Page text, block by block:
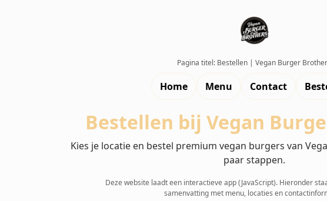
Pagina titel: Bestellen | Vegan Burger
Home Menu Contact
Bestellen bij Vegan
Kies je locatie en bestel premium vegan burgers van
paar stappen.
Deze website laadt een interactieve app (JavaScript). Hieronder
samenvatting met menu, locaties en